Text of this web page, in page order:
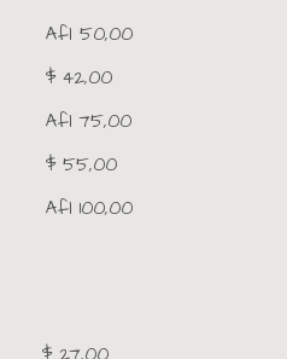
Afl 50,00
$ 42,00
Afl 75,00
$ 55,00
Afl 100,00